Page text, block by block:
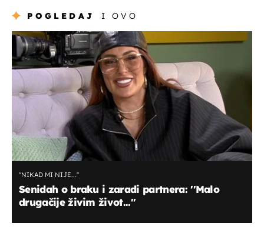
POGLEDAJ I OVO
''NIKAD MI NIJE...''
Senidah o braku i zaradi partnera: ''Malo
drugačije živim život...''